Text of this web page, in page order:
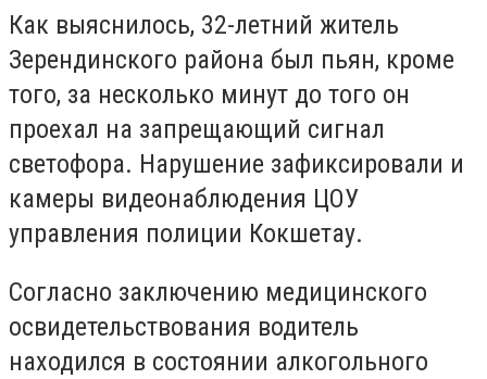
Как выяснилось, 32-летний житель
Зерендинского района был пьян, кроме
того, за несколько минут до того он
проехал на запрещающий сигнал
светофора. Нарушение зафиксировали и
камеры видеонаблюдения ЦОУ
управления полиции Кокшетау.
Согласно заключению медицинского
освидетельствования водитель
находился в состоянии алкогольного